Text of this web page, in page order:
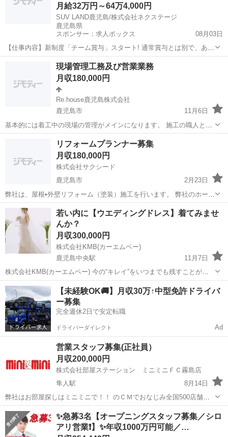
月給32万円～64万4,000円
SUV LAND鹿児島/株式会社ネクステージ
鹿児島県
スポンサー：求人ボックス
08月03日
【仕事内容】新制度「チーム賞与」スタート! 通常賞与とは別で、あな
たの店舗でのご活躍の評価に準じて支給されます! やりがいも更にアッ
プ!詳細は面接でのご案内も可能です! 営業、販売経験者歓迎!/ あなた
のスキルを活かせる会社! 「...
現場管理工務及び営業業務
月収180,000円
Re.house鹿児島株式会社
鹿児島市
11月6日
基本的には着工中の現場の管理がメインになります。 施工の職人との
コミュニケーション、施主様とのコミュニケーションがメインです。
その中で近隣の方への塗装のアポイント獲得をお願いします。 当社の
契約率は80%ほどあるので、一度...
鹿児島市
リフォームプランナー募集
月収180,000円
株式会社サクシード
鹿児島市
2月23日
弊社は、屋根•外壁リフォーム（塗装）施工を行います。 弊社のホーム
ページやチラシ等をご覧になったお客様からの問い合わせに対し、お
客様のご要望に応じたリフォーム内容を提案•改善していただきます。
また、弊社の顧客様宅へ伺い...
鹿児島 鹿児島市 その他 業務
若い内に【ウエディングドレス】着てみませ
んか？
月収300,000円
株式会社KMB(カーエムベー)
鹿児島中央駅
11月7日
株式会社KMB(カーエムベー) 今の“キレイ”をいつまでも残すことがで
きるウエディングサービス「ソロウェディング」を全国の女性に向け
て発進しています。 【仕事内容】 ソロウェディングにて撮影希望され
るお客様に対しての商談...
鹿児島 鹿児島市 鹿児島中央駅 その他
【未経験OK🚚】月収30万↑中型免許ドライバ
ー募集
完全週休2日で安定転職
ドライバーダイレクト Ad
営業スタッフ募集(正社員）
月収200,000円
株式会社部屋ステーション ミニミニＦＣ霧島店
隼人駅
8月14日
弊社はお部屋探しはミニミニで！！ のＣＭでおなじみ全国500店舗展
開するフランチャイズ加盟の不動産会社です 賃貸仲介の仕事と
は・・・ ご来店されたお客様のニーズに合ったお部屋をご提案をさせ
て頂くお仕事です。...
鹿児島 隼人駅 その他
✨急募3名【オープニングスタッフ募集／シロ
アリ営業❗】✨年収1000万円可能／…